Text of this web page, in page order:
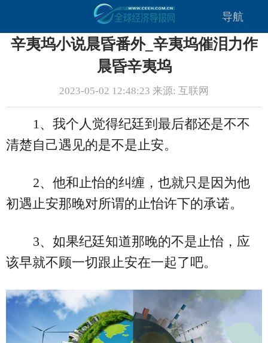
导航
辛夷坞小说晨昏番外_辛夷坞催泪力作
晨昏辛夷坞
2023-05-02 12:48:23 来源: 互联网
1、我个人觉得纪廷到最后都还是不不
清楚自己遇见的是不是止安。
2、他和止怡的纠缠，也就只是因为他
初遇止安那晚对所谓的止怡许下的承诺。
3、如果纪廷知道那晚的不是止怡，应
该早就不顾一切跟止安在一起了吧。